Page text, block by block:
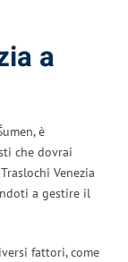
a
è
che dovrai
Venezia
a gestire il
fattori, come